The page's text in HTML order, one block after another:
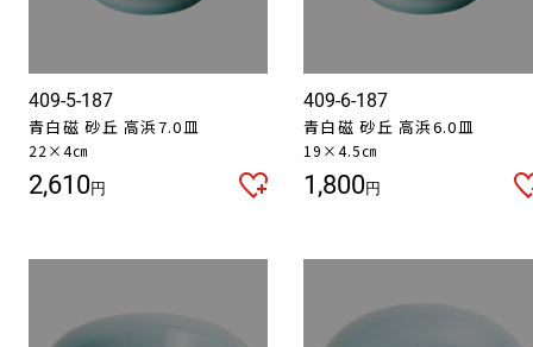
409-5-187
青白磁 砂丘 高浜7.0皿
22×4㎝
2,610円
409-6-187
青白磁 砂丘 高浜6.0皿
19×4.5㎝
1,800円
お買い物を続ける